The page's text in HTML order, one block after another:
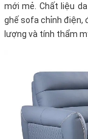
mới mẻ. Chất liệu
ghế sofa chỉnh điện,
lượng và tính thẩm